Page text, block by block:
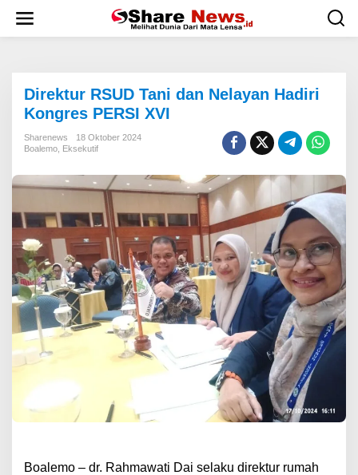
w
Direktur RSUD Tani dan Nelayan Hadiri
Kongres PERSI XVI
Sharenews
18 Oktober 2024
Boalemo Eksekutif
Boalemo – dr. Rahmawati Dai selaku direktur rumah